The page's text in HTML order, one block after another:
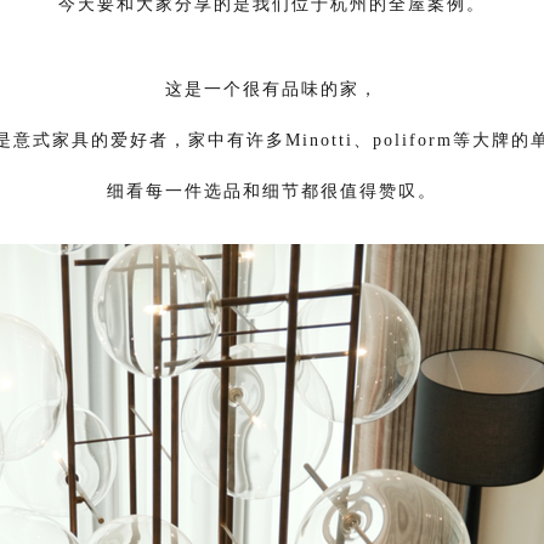
今天要和大家分享的是我们位于杭州的全屋案例。
这是一个很有品味的家，
意式家具的爱好者，家中有许多Minotti、poliform等大牌的
细看每一件选品和细节都很值得赞叹。